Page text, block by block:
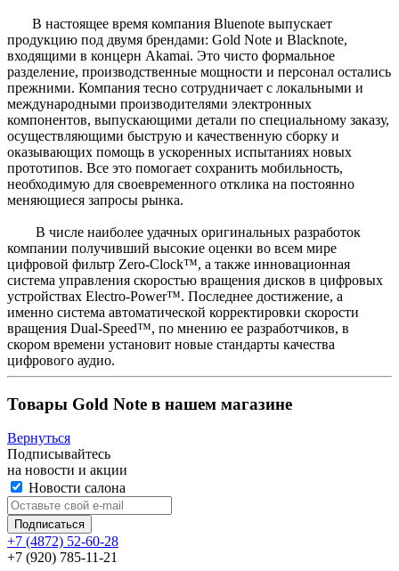
В настоящее время компания Bluenote выпускает
продукцию под двумя брендами: Gold Note и Blacknote,
входящими в концерн Akamai. Это чисто формальное
разделение, производственные мощности и персонал остались
прежними. Компания тесно сотрудничает с локальными и
международными производителями электронных
компонентов, выпускающими детали по специальному заказу,
осуществляющими быструю и качественную сборку и
оказывающих помощь в ускоренных испытаниях новых
прототипов. Все это помогает сохранить мобильность,
необходимую для своевременного отклика на постоянно
меняющиеся запросы рынка.
В числе наиболее удачных оригинальных разработок
компании получивший высокие оценки во всем мире
цифровой фильтр Zero-Clock™, а также инновационная
система управления скоростью вращения дисков в цифровых
устройствах Electro-Power™. Последнее достижение, а
именно система автоматической корректировки скорости
вращения Dual-Speed™, по мнению ее разработчиков, в
скором времени установит новые стандарты качества
цифрового аудио.
Товары Gold Note в нашем магазине
Вернуться
Подписывайтесь
на новости и акции
Новости салона
+7 (4872) 52-60-28
+7 (920) 785-11-21